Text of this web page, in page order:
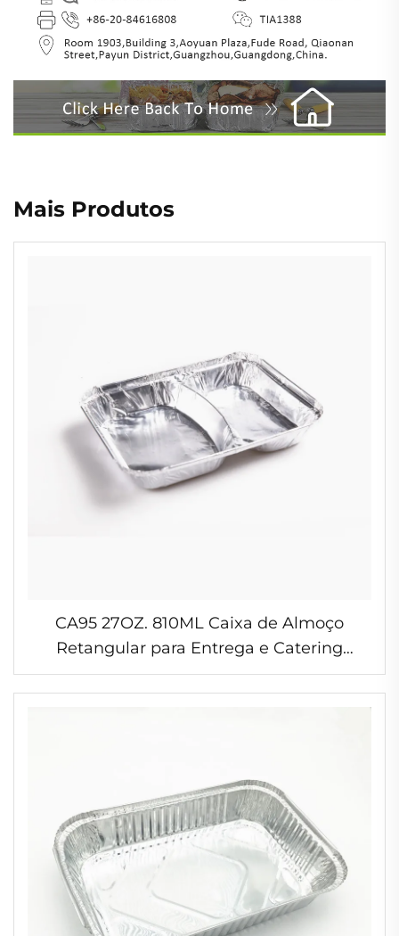
Mais Produtos
CA95 27OZ. 810ML Caixa de Almoço
Retangular para Entrega e Catering
Descartável com 2 Compartimentos em
Folha de Alumínio para Micro-ondas